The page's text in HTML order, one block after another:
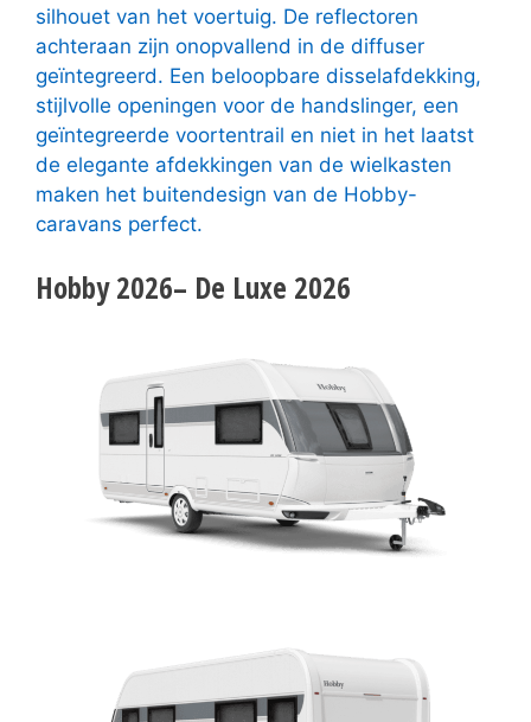
silhouet van het voertuig. De reflectoren
achteraan zijn onopvallend in de diffuser
geïntegreerd. Een beloopbare disselafdekking,
stijlvolle openingen voor de handslinger, een
geïntegreerde voortentrail en niet in het laatst
de elegante afdekkingen van de wielkasten
maken het buitendesign van de Hobby-
caravans perfect.
Hobby 2026– De Luxe 2026